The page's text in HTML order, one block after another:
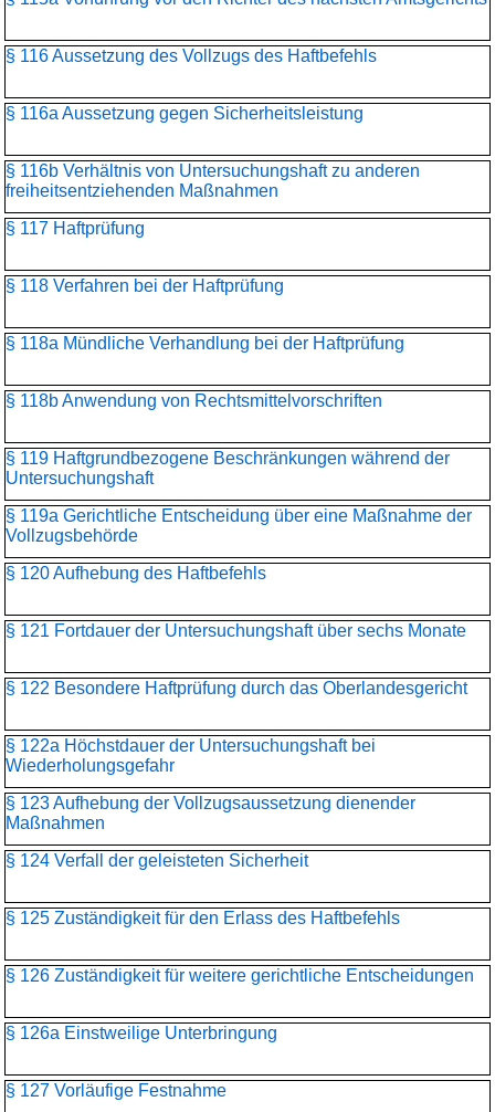
§ 116 Aussetzung des Vollzugs des Haftbefehls
§ 116a Aussetzung gegen Sicherheitsleistung
§ 116b Verhältnis von Untersuchungshaft zu anderen
freiheitsentziehenden Maßnahmen
§ 117 Haftprüfung
§ 118 Verfahren bei der Haftprüfung
§ 118a Mündliche Verhandlung bei der Haftprüfung
§ 118b Anwendung von Rechtsmittelvorschriften
§ 119 Haftgrundbezogene Beschränkungen während der
Untersuchungshaft
§ 119a Gerichtliche Entscheidung über eine Maßnahme der
Vollzugsbehörde
§ 120 Aufhebung des Haftbefehls
§ 121 Fortdauer der Untersuchungshaft über sechs Monate
§ 122 Besondere Haftprüfung durch das Oberlandesgericht
§ 122a Höchstdauer der Untersuchungshaft bei
Wiederholungsgefahr
§ 123 Aufhebung der Vollzugsaussetzung dienender
Maßnahmen
§ 124 Verfall der geleisteten Sicherheit
§ 125 Zuständigkeit für den Erlass des Haftbefehls
§ 126 Zuständigkeit für weitere gerichtliche Entscheidungen
§ 126a Einstweilige Unterbringung
§ 127 Vorläufige Festnahme